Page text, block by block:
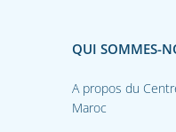
QUI SOMMES-
A propos du
Maroc